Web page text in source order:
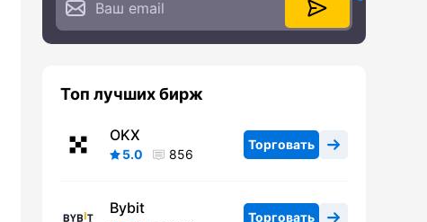
Топ лучших бирж
OKX
5.0 856
Торговать
Bybit
Торговать